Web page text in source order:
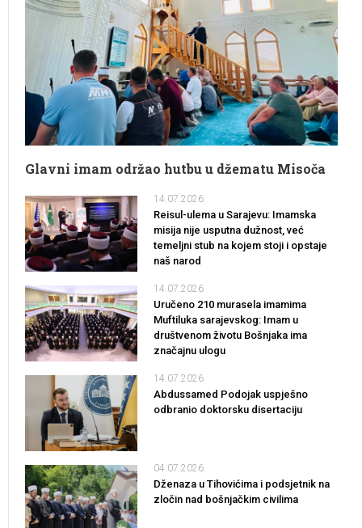
Glavni imam održao hutbu u džematu Misoča
14.07.2026
Reisul-ulema u Sarajevu: Imamska
misija nije usputna dužnost, već
temeljni stub na kojem stoji i opstaje
naš narod
14.07.2026
Uručeno 210 murasela imamima
Muftiluka sarajevskog: Imam u
društvenom životu Bošnjaka ima
značajnu ulogu
14.07.2026
Abdussamed Podojak uspješno
odbranio doktorsku disertaciju
04.07.2026
Dženaza u Tihovićima i podsjetnik na
zločin nad bošnjačkim civilima